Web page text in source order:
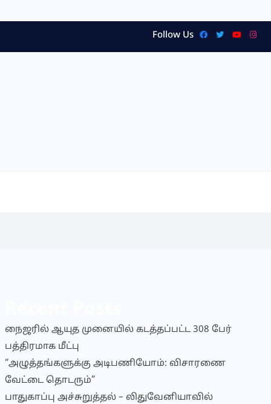
Follow Us
நைஜரில் ஆயுத முனையில் கடத்தப்பட்ட 308 பேர்
பத்திரமாக மீட்பு
“அழுத்தங்களுக்கு அடிபணியோம்: விசாரணை
வேட்டை தொடரும்”
பாதுகாப்பு அச்சுறுத்தல் – லிதுவேனியாவில்